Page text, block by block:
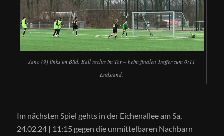
Jano (9) links im Bild, Ball rechts im Tor – beim finalen Treffer zum 0:11
Endstand.
Im nächsten Spiel gehts in der Eichenallee amSa,
24.02.24 | 11:15 gegen die unmittelbaren Nachbarn